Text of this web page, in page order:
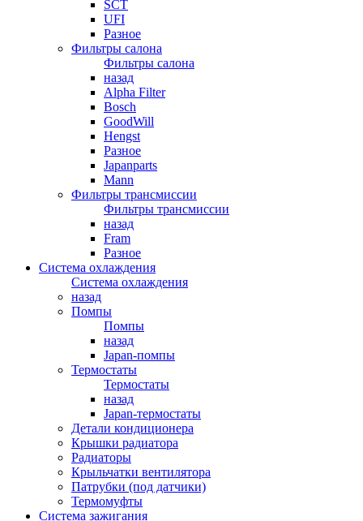
SCT
UFI
Разное
Фильтры салона
Фильтры салона
назад
Alpha Filter
Bosch
GoodWill
Hengst
Разное
Japanparts
Mann
Фильтры трансмиссии
Фильтры трансмиссии
назад
Fram
Разное
Система охлаждения
Система охлаждения
назад
Помпы
Помпы
назад
Japan-помпы
Термостаты
Термостаты
назад
Japan-термостаты
Детали кондиционера
Крышки радиатора
Радиаторы
Крыльчатки вентилятора
Патрубки (под датчики)
Термомуфты
Система зажигания